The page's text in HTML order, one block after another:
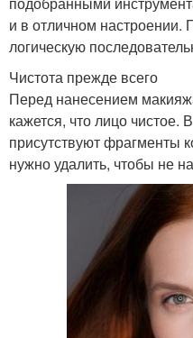
и в отличном
логическую
Чистота прежде всего
Перед нанесением
кажется, что лицо
присутствуют фрагменты
нужно удалить, чтобы не